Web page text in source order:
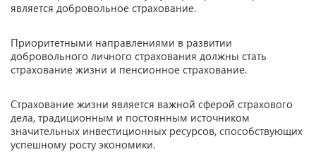
является добровольное страхование.
Приоритетными направлениями в развитии
добровольного личного страхования должны стать
страхование жизни и пенсионное страхование.
Страхование жизни является важной сферой страхового
дела, традиционным и постоянным источником
значительных инвестиционных ресурсов, способствующих
успешному росту экономики.